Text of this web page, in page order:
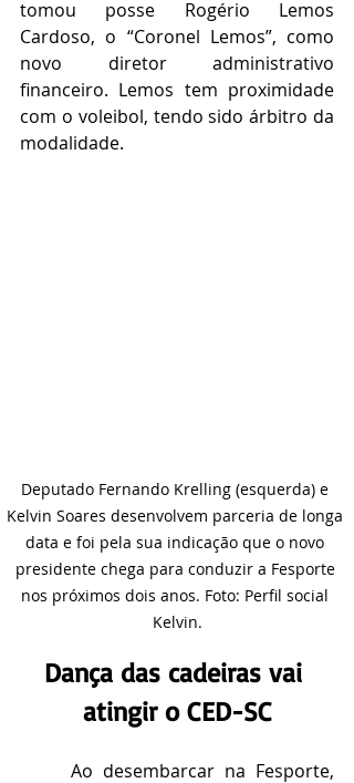
tomou posse Rogério Lemos
Cardoso, o “Coronel Lemos”, como
novo diretor administrativo
financeiro. Lemos tem proximidade
com o voleibol, tendo sido árbitro da
modalidade.
Deputado Fernando Krelling (esquerda) e
Kelvin Soares desenvolvem parceria de longa
data e foi pela sua indicação que o novo
presidente chega para conduzir a Fesporte
nos próximos dois anos. Foto: Perfil social
Kelvin.
Dança das cadeiras vai
atingir o CED-SC